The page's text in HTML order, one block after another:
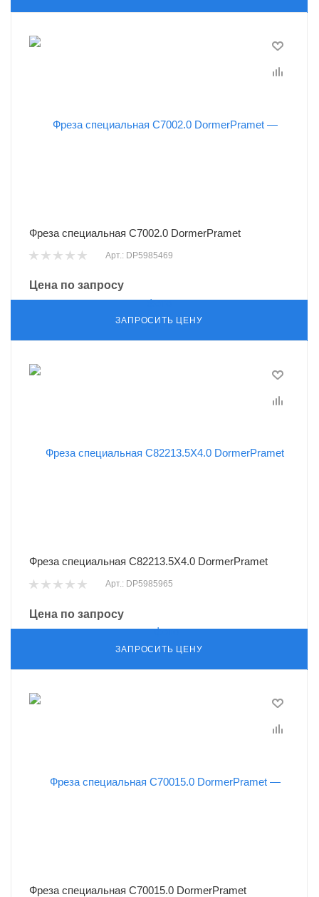
Фреза специальная C7002.0 DormerPramet
Арт.: DP5985469
Цена по запросу
ЗАПРОСИТЬ ЦЕНУ
Фреза специальная C82213.5X4.0 DormerPramet
Арт.: DP5985965
Цена по запросу
ЗАПРОСИТЬ ЦЕНУ
Фреза специальная C70015.0 DormerPramet